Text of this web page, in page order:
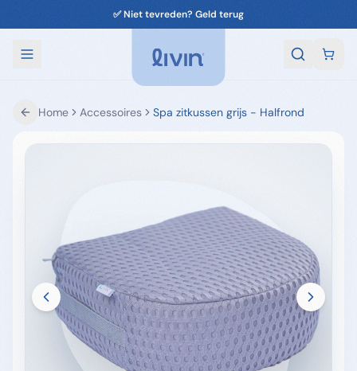
🚚 Voor 22:00 besteld, vandaag verzonden
Home Accessoires Spa zitkussen grijs - Halfrond